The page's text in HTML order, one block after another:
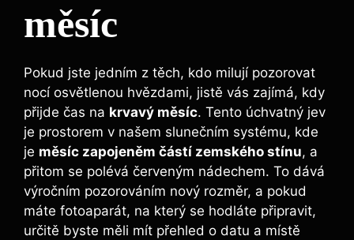
měsíc
Pokud jste jedním z ‍těch, kdo milují pozorovat
⁤nocí​ osvětlenou hvězdami, jistě ‌vás zajímá, kdy
přijde čas na krvavý ⁢měsíc. Tento ⁢úchvatný jev
je ‌prostorem v⁣ našem slunečním systému, kde
je měsíc zapojeněm částí⁤ zemského​ stínu, a
přitom se polévá ‍červeným⁤ nádechem. To dává
výročním pozorováním nový rozměr, a pokud
máte fotoaparát,⁤ na který se hodláte připravit,
určitě byste měli mít přehled o datu a místě